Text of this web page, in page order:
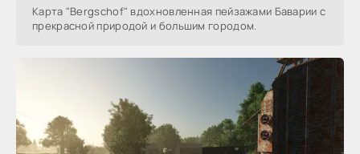
Карта "Bergschof" вдохновленная пейзажами Баварии с
прекрасной природой и большим городом.